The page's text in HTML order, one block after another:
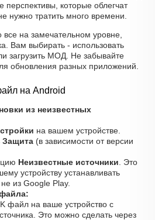
перспективы, которые облегчат
нужно тратить много времени.
все на замечательном уровне,
Вам выбирать - использовать
загрузить МОД. Не забывайте
обновления разных приложений.
на Android
из неизвестных
на вашем устройстве.
Защита (в зависимости от версии
Неизвестные источники . Это
устройству устанавливать
из Google Play.
файл на ваше устройство с
Это можно сделать через